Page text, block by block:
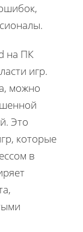
на ПК
игр.
можно
Это
которые
в